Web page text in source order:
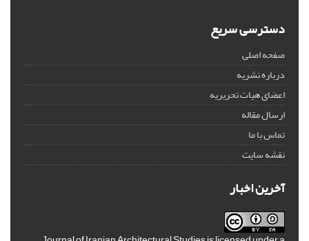
دسترسی سریع
صفحه اصلی
درباره نشریه
اعضای هیات تحریریه
ارسال مقاله
تماس با ما
نقشه سایت
آخرین اخبار